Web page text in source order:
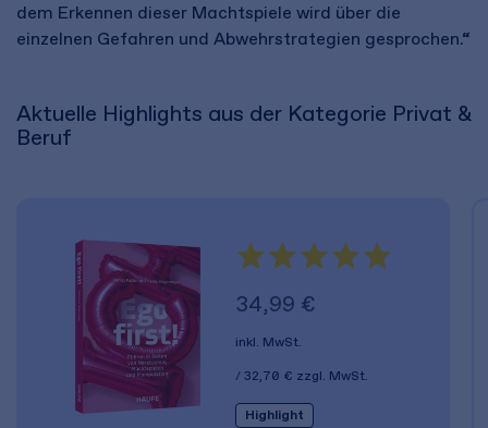
dem Erkennen dieser Machtspiele wird über die
einzelnen Gefahren und Abwehrstrategien gesprochen.“
Aktuelle Highlights aus der Kategorie Privat &
Beruf
34,99 €
inkl. MwSt.
32,70 € zzgl. MwSt.
Highlight